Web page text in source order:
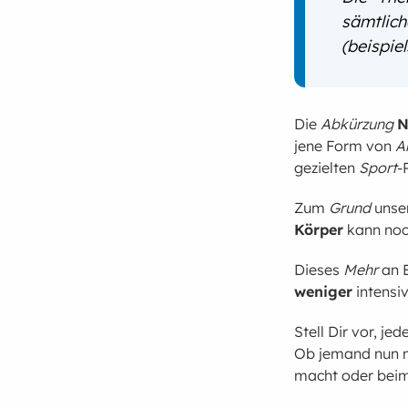
DieAbkürzung
jene Form von
gezielten Sport-
Zum Grund
Körper kann
Dieses Mehran
weniger
Stell Dir vor,
Ob jemand nun
macht oder